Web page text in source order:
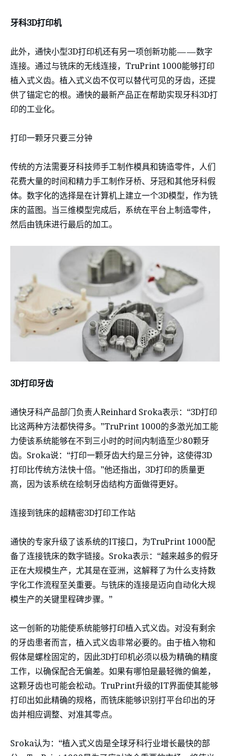
牙科3D打印机
此外，通快小型3D打印机还有另一项创新功能——数字
连接。通过与铣床的无线连接，TruPrint 1000能够打印
植入式义齿。植入式义齿不仅可以替代可见的牙齿，还提
供了锚定它的根。通快的最新产品正在帮助实现牙科3D打
印的工业化。
打印一颗牙只要三分钟
传统的方法需要牙科技师手工制作模具和铸造零件，人们
花费大量的时间和精力手工制作牙桥、牙冠和其他牙科假
体。数字化的选择是在计算机上建立一个3D模型，作为铣
床的蓝图。当三维模型完成后，系统在平台上制造零件，
然后由铣床进行最后的加工。
3D打印牙齿
通快牙科产品部门负责人Reinhard Sroka表示：“3D打印
比这两种方法都快得多。”TruPrint 1000的多激光加工能
力使该系统能够在不到三小时的时间内制造至少80颗牙
齿。Sroka说：“打印一颗牙齿大约是三分钟，这使得3D
打印比传统方法快十倍。”他还指出，3D打印的质量更
高，因为该系统在绘制牙齿结构方面做得更好。
连接到铣床的超精密3D打印工作站
通快的专家升级了该系统的IT接口，为TruPrint 1000配
备了连接铣床的数字链接。Sroka表示：“越来越多的假牙
正在大规模生产，尤其是在亚洲，这解释了为什么支持数
字化工作流程至关重要。与铣床的连接是迈向自动化大规
模生产的关键里程碑步骤。”
这一创新的功能使系统能够打印植入式义齿。对没有剩余
的牙齿患者而言，植入式义齿非常必要的。由于植入物和
假体是螺栓固定的，因此3D打印机必须以极为精确的精度
工作，以确保配合无偏差。如果有哪怕是最轻微的偏差，
这颗牙齿也可能会松动。TruPrint升级的IT界面使其能够
打印出如此精确的规格，而铣床能够识别打平台印出的牙
齿并相应调整、对准其零点。
Sroka认为：“植入式义齿是全球牙科行业增长最快的部